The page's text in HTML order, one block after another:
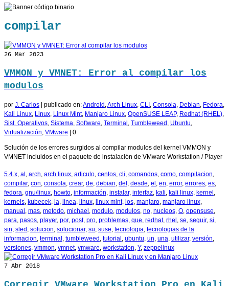
compilar
26 Mar 2023
VMMON y VMNET: Error al compilar los
modulos
por J. Carlos publicado en:Android ,Arch Linux, CLI , Consola, Debian, Fedora,
Kali Linux, Linux, Linux Mint, Manjaro Linux, OpenSUSE LEAP, Redhat (RHEL),
Sist. Operativos, Sistema, Software, Terminal , Tumbleweed , Ubuntu,
Virtualización, VMware 0
Solución de los errores surgidos al compilar modulos del kernel VMMON y
VMNET incluidos en el paquete de instalación de VMware Workstation / Player
5.4.x, al , arch, arch linux, articulo, centos, cli, comandos, como, compilacion,
compilar, con, consola, crear, de, debian, del , desde, el , en, error, errores, es,
fedora, gnu/linux, howto, información, instalar, interfaz, kali, kali linux, kernel ,
kernels, kubecek, la, linea, linux, linux mint, los, manjaro, manjaro linux,
manual , mas, metodo, michael , modulo, modulos, no, nucleos, O, opensuse,
para, pasos, player, por, post, pro, problemas, que, redhat, rhel , se, seguir, si,
sin, sled , solucion, solucionar, su, suse, tecnologia, tecnologias de la
informacion, terminal , tumbleweed , tutorial , ubuntu, un, una, utilizar, versión,
versiones, vmmon, vmnet, vmware, workstation, Y, zeppelinux
7 Abr 2018